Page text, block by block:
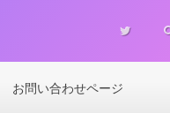
お問い合わせページ